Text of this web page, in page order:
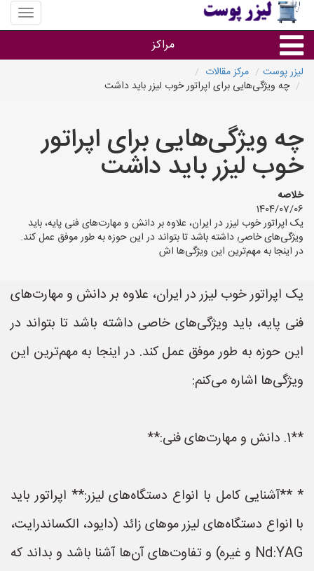
منوی
سایت
پوست
مراکز
گروه ها
لیزر پوست
مرکز مقالات
چه ویژگی‌هایی برای اپراتور خوب لیزر باید داشت
چه ویژگی‌هایی برای اپراتور
خوب لیزر باید داشت
خلاصه
1404/07/06
یک اپراتور خوب لیزر در ایران، علاوه بر دانش و مهارت‌های فنی پایه، باید
ویژگی‌های خاصی داشته باشد تا بتواند در این حوزه به طور موفق عمل کند.
در اینجا به مهم‌ترین این ویژگی‌ها اش
یک اپراتور خوب لیزر در ایران، علاوه بر دانش و مهارت‌های
فنی پایه، باید ویژگی‌های خاصی داشته باشد تا بتواند در
این حوزه به طور موفق عمل کند. در اینجا به مهم‌ترین این
ویژگی‌ها اشاره می‌کنم:
**1. دانش و مهارت‌های فنی:**
* **آشنایی کامل با انواع دستگاه‌های لیزر:** اپراتور باید
با انواع دستگاه‌های لیزر موهای زائد (دایود، الکساندرایت،
Nd:YAG و غیره) و تفاوت‌های آن‌ها آشنا باشد و بداند که